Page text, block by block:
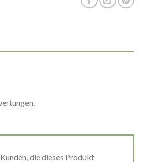
die dieses Produkt